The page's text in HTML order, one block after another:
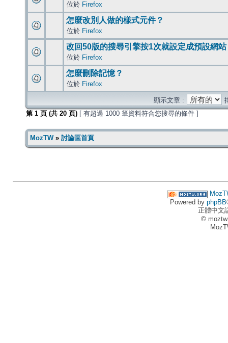
位於 Firefox
怎麼改別人做的樣式元件？
位於 Firefox
改回50版的搜尋引擎按1次就設定成預設網站
位於 Firefox
怎麼刪除記憶？
位於 Firefox
顯示文章 :
第 1 頁 (共 20 頁) [ 有超過 1000 筆資料符合您搜尋的條件 ]
MozTW» 討論區首頁
Powered by phpBB
正體中文
©